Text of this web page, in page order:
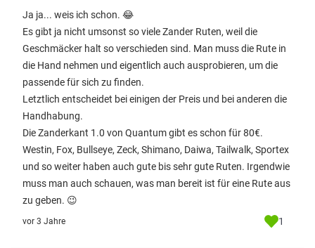
Ja ja... weis ich schon. 😂
Es gibt ja nicht umsonst so viele Zander Ruten, weil die
Geschmäcker halt so verschieden sind. Man muss die Rute in
die Hand nehmen und eigentlich auch ausprobieren, um die
passende für sich zu finden.
Letztlich entscheidet bei einigen der Preis und bei anderen die
Handhabung.
Die Zanderkant 1.0 von Quantum gibt es schon für 80€.
Westin, Fox, Bullseye, Zeck, Shimano, Daiwa, Tailwalk, Sportex
und so weiter haben auch gute bis sehr gute Ruten. Irgendwie
muss man auch schauen, was man bereit ist für eine Rute aus
zu geben. 😉
vor 3 Jahre 1